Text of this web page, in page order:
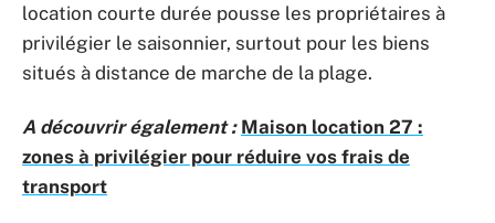
location courte durée pousse les propriétaires à
privilégier le saisonnier, surtout pour les biens
situés à distance de marche de la plage.
A découvrir également : Maison location 27 :
zones à privilégier pour réduire vos frais de
transport